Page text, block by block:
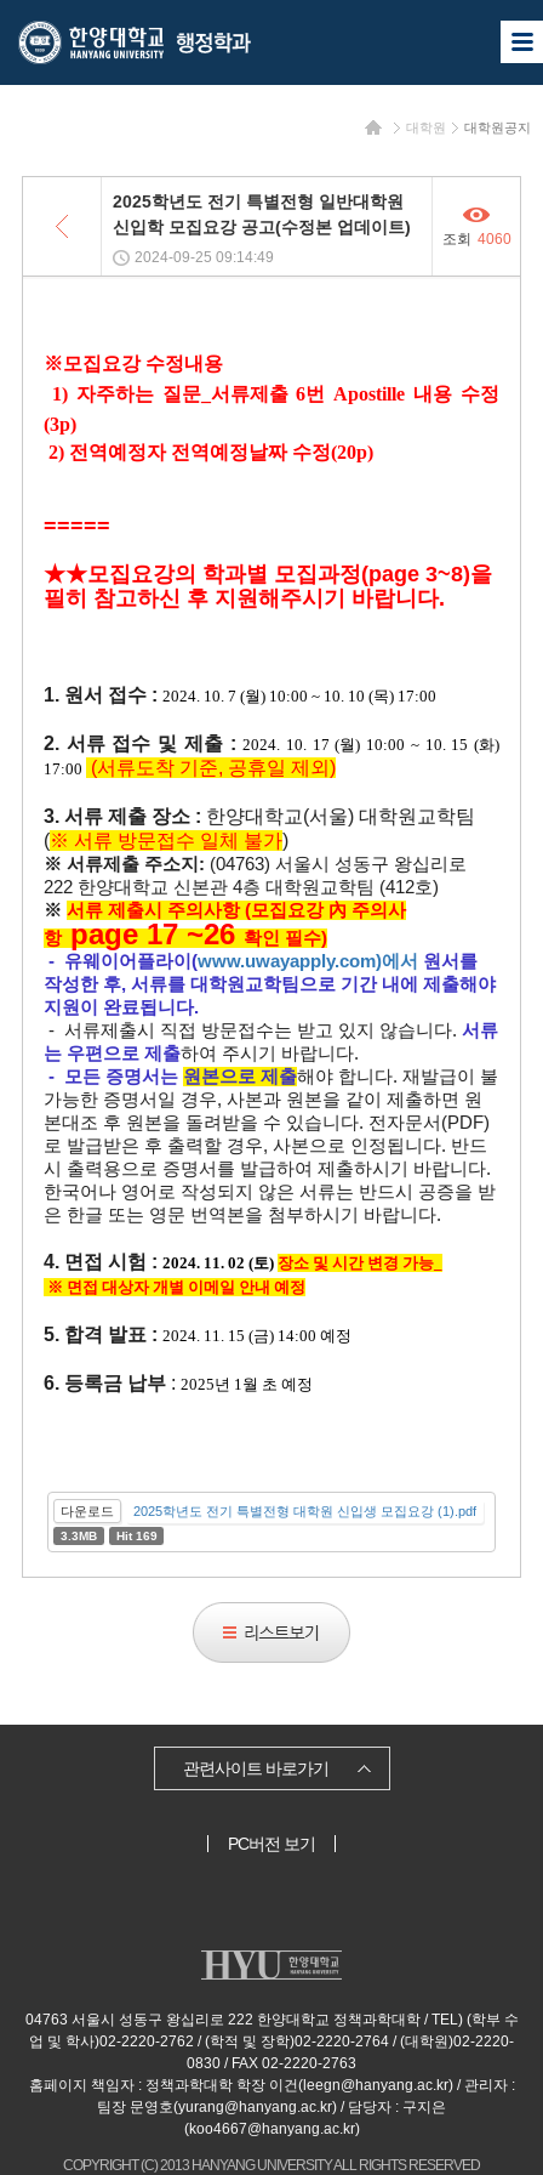
한
양
교
양
교
행
정
과
사
이
열
홈 대학원 대학원공지
2025학년도 전기 특별전형 일반대학원
신입학 모집요강 공고(수정본 업데이트)
조회 4060
2024-09-25 09:14:49
※모집요강 수정내용
1) 자주하는 질문_서류제출 6번 Apostille 내용 수정
(3p)
2) 전역예정자 전역예정날짜 수정(20p)
=====
★★모집요강의 학과별 모집과정(page 3~8)을
필히 참고하신 후 지원해주시기 바랍니다.
1. 원서 접수 : 2024. 10. 7 (월) 10:00 ~ 10. 10 (목) 17:00
2. 서류 접수 및 제출 : 2024. 10. 17 (월) 10:00 ~ 10. 15 (화)
17:00 (서류도착 기준, 공휴일 제외)
3. 서류 제출 장소 : 한양대학교(서울) 대학원교학팀
(※ 서류 방문접수 일체 불가)
※ 서류제출 주소지: (04763) 서울시 성동구 왕십리로
222 한양대학교 신본관 4층 대학원교학팀 (412호)
※ 서류 제출시 주의사항 (모집요강 內 주의사
항page 17 ~26확인 필수)
- 유웨이어플라이(www.uwayapply.com)에서 원서를
작성한 후, 서류를 대학원교학팀으로 기간 내에 제출해야
지원이 완료됩니다.
- 서류제출시 직접 방문접수는 받고 있지 않습니다. 서류
는 우편으로 제출하여 주시기 바랍니다.
- 모든 증명서는 원본으로 제출해야 합니다. 재발급이 불
가능한 증명서일 경우, 사본과 원본을 같이 제출하면 원
본대조 후 원본을 돌려받을 수 있습니다. 전자문서(PDF)
로 발급받은 후 출력할 경우, 사본으로 인정됩니다. 반드
시 출력용으로 증명서를 발급하여 제출하시기 바랍니다.
한국어나 영어로 작성되지 않은 서류는 반드시 공증을 받
은 한글 또는 영문 번역본을 첨부하시기 바랍니다.
4. 면접 시험 : 2024. 11. 02 (토) 장소 및 시간 변경 가능_
※ 면접 대상자 개별 이메일 안내 예정
5. 합격 발표 : 2024. 11. 15 (금) 14:00 예정
6. 등록금 납부 : 2025년 1월 초 예정
다운로드 2025학년도 전기 특별전형 대학원 신입생 모집요강 (1).pdf
3.3MB Hit 169
스
트
관련사이트 바로가기
PC버전 보기
04763 서울시 성동구 왕십리로 222 한양대학교 정책과학대학 / TEL) (학부 수
업 및 학사)02-2220-2762 / (학적 및 장학)02-2220-2764 / (대학원)02-2220-
0830 / FAX 02-2220-2763
홈페이지 책임자 : 정책과학대학 학장 이건(leegn@hanyang.ac.kr) / 관리자 :
팀장 문영호(yurang@hanyang.ac.kr) / 담당자 : 구지은
(koo4667@hanyang.ac.kr)
COPYRIGHT (C) 2013 HANYANG UNIVERSITY ALL RIGHTS RESERVED